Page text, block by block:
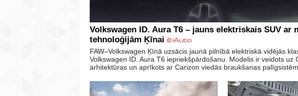
Volkswagen ID. Aura T6 – jauns elektriskais SUV ar
tehnoloģijām Ķīnai
FAW–Volkswagen Ķīnā uzsācis jaunā pilnībā elektriskā vidējās
Volkswagen ID. Aura T6 iepriekšpārdošanu. Modelis ir veidots uz
arhitektūras un aprīkots ar Carizon viedās braukšanas